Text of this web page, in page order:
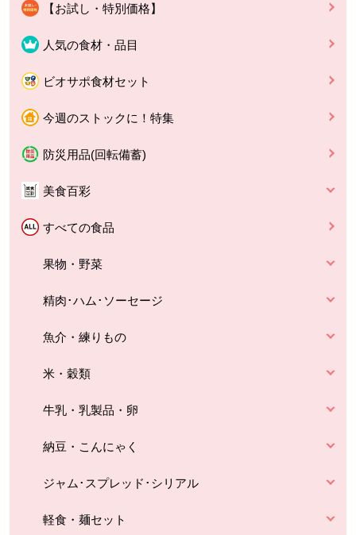
【お試し・特別価格】
人気の食材・品目
ビオサポ食材セット
今週のストックに！特集
防災用品(回転備蓄)
美食百彩
すべての食品
果物・野菜
精肉･ハム･ソーセージ
魚介・練りもの
米・穀類
牛乳・乳製品・卵
納豆・こんにゃく
ジャム･スプレッド･シリアル
軽食・麺セット